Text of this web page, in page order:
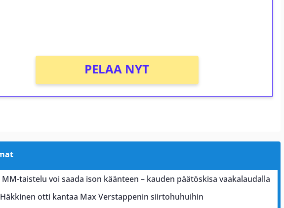
PELAA NYT
MM-taistelu voi saada ison käänteen – kauden päätöskisa vaakalaudalla
otti kantaa Max Verstappenin siirtohuhuihin